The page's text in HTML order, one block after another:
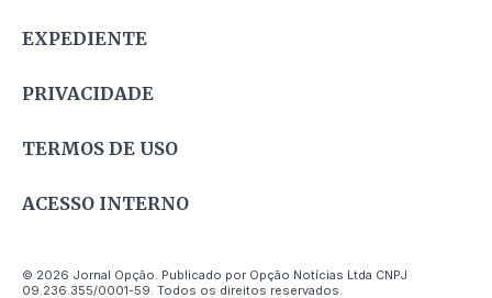
EXPEDIENTE
PRIVACIDADE
TERMOS DE USO
ACESSO INTERNO
© 2026 Jornal Opção. Publicado por Opção Notícias Ltda CNPJ
09.236.355/0001-59. Todos os direitos reservados.